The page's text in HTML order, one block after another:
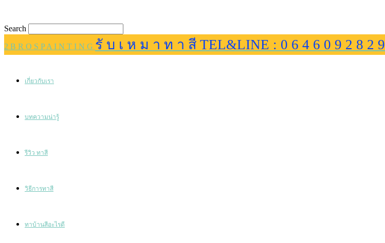
Search
2 B R O S P A I N T I N G รั บ เ ห ม า ท า สี TEL&LINE : 0 6 4 6 0 9 2 8 2 9
เกี่ยวกับเรา
บทความน่ารู้
รีวิว ทาสี
วิธีการทาสี
ทาบ้านสีอะไรดี